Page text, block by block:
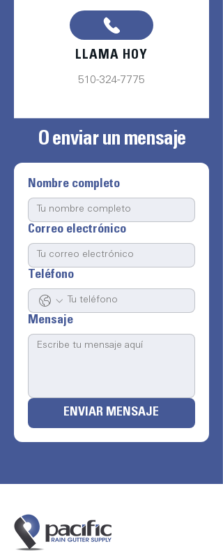
LLAMA HOY
510-324-7775
O enviar un mensaje
Nombre completo
Correo electrónico
Teléfono
Mensaje
ENVIAR MENSAJE